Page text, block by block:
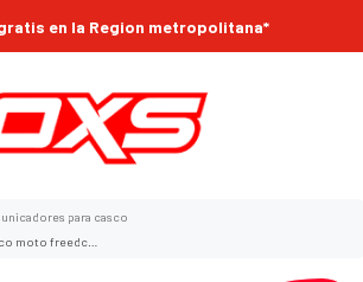
en la Region metropolitana*
para casco
intercomunicador 6 vias 1000mts radio fm